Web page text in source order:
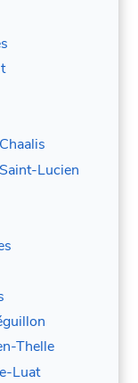
Lucien
Thelle
Luat